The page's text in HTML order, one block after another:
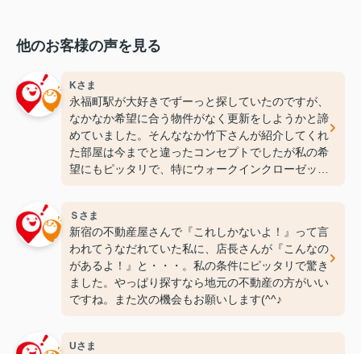
他のお客様の声を見る
Kさま
永福町駅が大好きでずーっと探していたのですが、
なかなか希望に合う物件がなく更新をしようかと諦
めていました。そんななか竹下さんが紹介してくれ
た部屋は今までと違ったコンセプトでしたが私の希
望にもピッタリで、特にウォークインクローゼット
Ｓさま
新宿の不動産屋さんで『これしかないよ！』って言
われてうなだれていた私に、店長さんが『こんなの
があるよ！』と・・・。私の条件にピッタリで驚き
ました。やっぱり探すなら地元の不動産の方がいい
ですね。また次の機会もお願いします(^^♪
Uさま